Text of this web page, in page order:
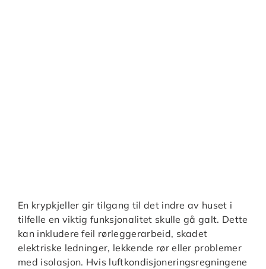
En krypkjeller gir tilgang til det indre av huset i
tilfelle en viktig funksjonalitet skulle gå galt. Dette
kan inkludere feil rørleggerarbeid, skadet
elektriske ledninger, lekkende rør eller problemer
med isolasjon. Hvis luftkondisjoneringsregningene